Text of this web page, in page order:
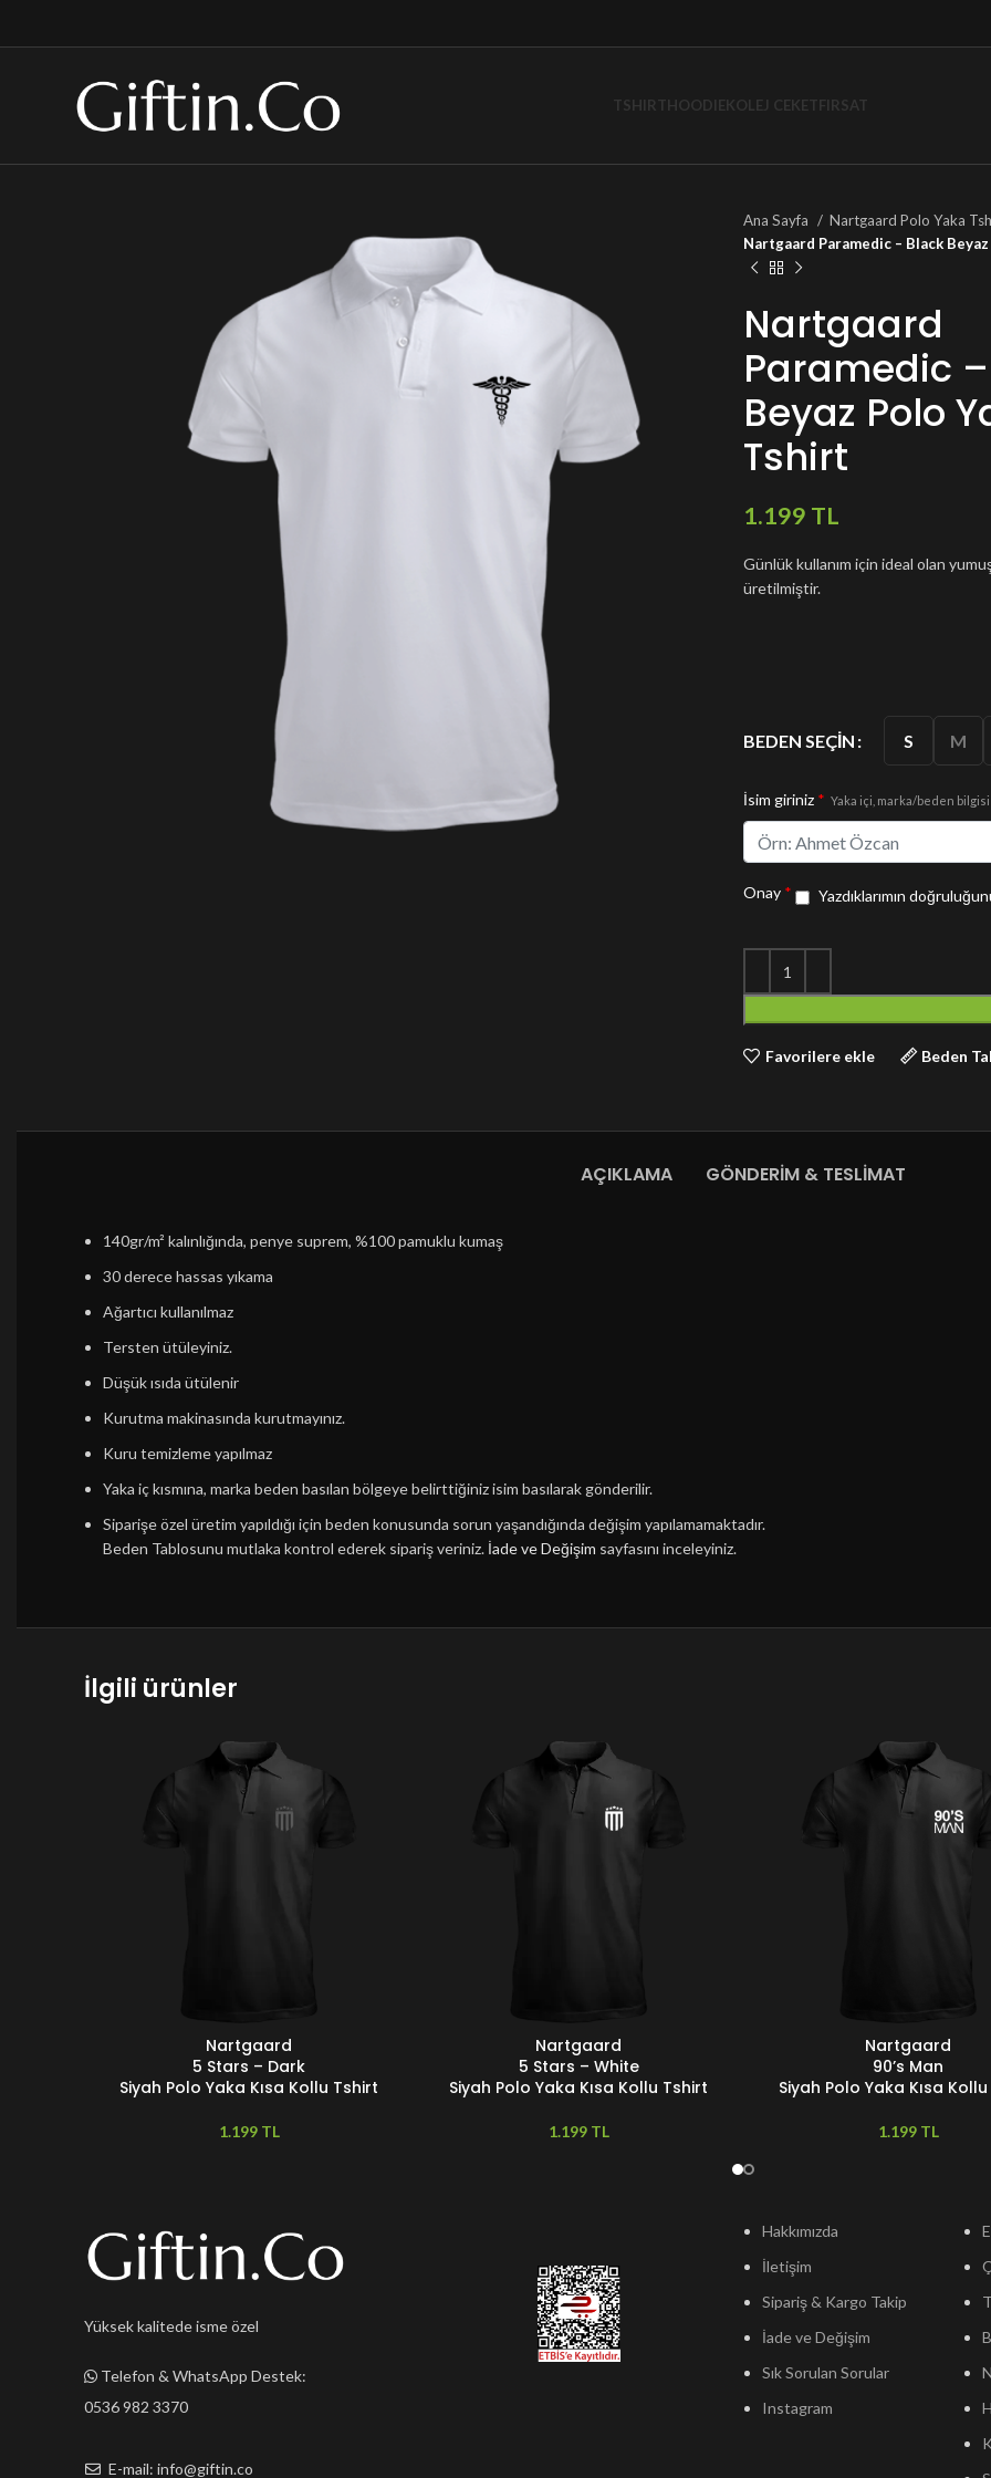
TSHIRTHOODIEKOLEJ CEKETFIRSAT
Ana Sayfa Nartgaard Polo Yaka
Nartgaard Paramedic – Black
Nartgaard
Paramedic
Beyaz Polo
Tshirt
TL
Günlük kullanım için ideal olan
üretilmiştir.
BEDEN SEÇIN S M
İsim giriniz * Yaka içi, marka/beden bilgisi
Onay * Yazdıklarımın
Favorilere ekle Beden
AÇIKLAMA GÖNDERIM & TESLIMAT
140gr/m² kalınlığında, penye suprem, %100 pamuklu kumaş
30 derece hassas yıkama
Ağartıcı kullanılmaz
Tersten ütüleyiniz.
Düşük ısıda ütülenir
Kurutma makinasında kurutmayınız.
Kuru temizleme yapılmaz
Yaka iç kısmına, marka beden basılan bölgeye belirttiğiniz isim basılarak gönderilir.
Siparişe özel üretim yapıldığı için beden konusunda sorun yaşandığında değişim yapılamamaktadır.
Beden Tablosunu mutlaka kontrol ederek sipariş veriniz. İade ve Değişim sayfasını inceleyiniz.
İlgili ürünler
Nartgaard
5 Stars – Dark
Siyah Polo Yaka Kısa Kollu Tshirt
TL
Nartgaard
5 Stars – White
Siyah Polo Yaka Kısa Kollu Tshirt
TL
Nartgaard
90’s Man
Siyah Polo Yaka Kısa
TL
Yüksek kalitede isme özel
Telefon & WhatsApp Destek:
0536 982 3370
E-mail: info@giftin.co
Hakkımızda
İletişim
Sipariş & Kargo Takip
İade ve Değişim
Sık Sorulan Sorular
Instagram